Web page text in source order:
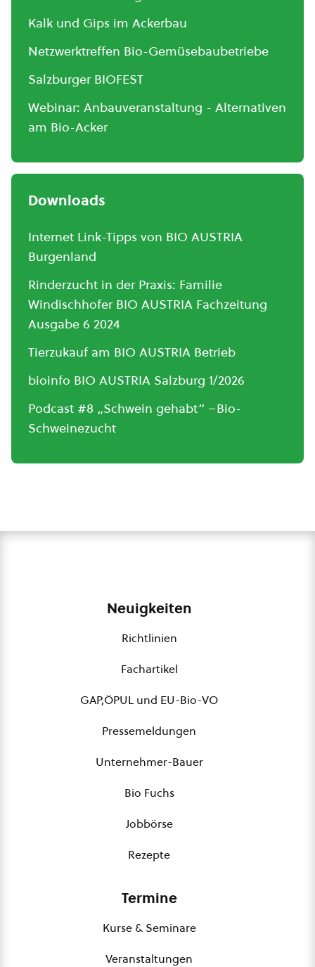
Kalk und Gips im Ackerbau
Netzwerktreffen Bio-Gemüsebaubetriebe
Salzburger BIOFEST
Webinar: Anbauveranstaltung - Alternativen
am Bio-Acker
Downloads
Internet Link-Tipps von BIO AUSTRIA
Burgenland
Rinderzucht in der Praxis: Familie
Windischhofer BIO AUSTRIA Fachzeitung
Ausgabe 6 2024
Tierzukauf am BIO AUSTRIA Betrieb
bioinfo BIO AUSTRIA Salzburg 1/2026
Podcast #8 „Schwein gehabt“ –Bio-
Schweinezucht
Neuigkeiten
Richtlinien
Fachartikel
GAP,ÖPUL und EU-Bio-VO
Pressemeldungen
Unternehmer-Bauer
Bio Fuchs
Jobbörse
Rezepte
Termine
Kurse & Seminare
Veranstaltungen